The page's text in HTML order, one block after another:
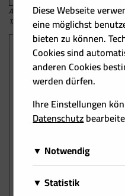
Abb. 3: Nach einem Einbruch im
Treibhausgasemissionen in
Diese Webseite
eine möglichst
bieten zu können.
Cookies sind
anderen Cookies
werden dürfen.
Ihre Einstellungen
Datenschutz
Notwendig
Diese Cookies sind für
erforderlich und
Matomo
Statistik